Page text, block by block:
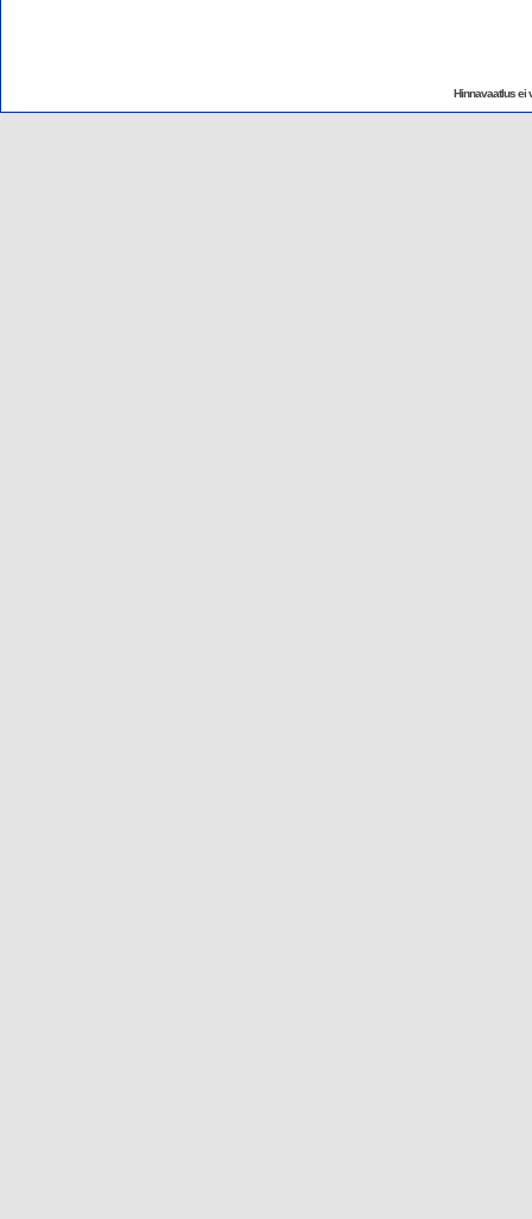
Hinnavaatlus ei